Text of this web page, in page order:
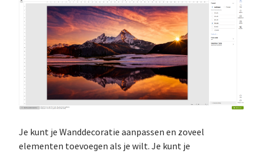
Je kunt je Wanddecoratie aanpassen en zoveel
elementen toevoegen als je wilt. Je kunt je